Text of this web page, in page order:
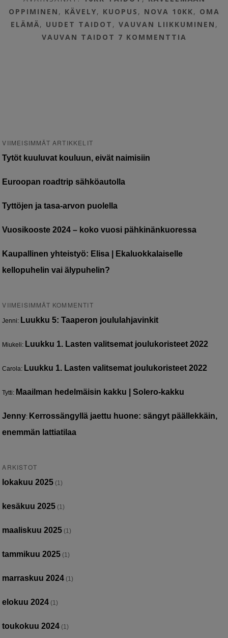
OPPIMINEN , KÄVELY, KUOPUS , NOVA 10KK, OMA
ELÄMÄ, UUDET TAIDOT , VAUVAN LIIKKUMINEN ,
VAUVAN TAIDOT 7 KOMMENTTIA
VIIMEISIMMÄT ARTIKKELIT
Tytöt kuuluvat kouluun, eivät naimisiin
Euroopan roadtrip sähköautolla
Tyttöjen ja tasa-arvon puolella
Vuosikooste 2024 – koko vuosi pähkinänkuoressa
Kaupallinen yhteistyö: Elisa | Ekaluokkalaiselle
kellopuhelin vai älypuhelin?
VIIMEISIMMÄT KOMMENTIT
Jenni: Luukku 5: Taaperon joululahjavinkit
Miukeli: Luukku 1. Lasten valitsemat joulukoristeet 2022
Carola: Luukku 1. Lasten valitsemat joulukoristeet 2022
Tytti: Maailman hedelmäisin kakku | Solero-kakku
Jenny: Kerrossängyllä jaettu huone: sängyt päällekkäin,
enemmän lattiatilaa
ARKISTOT
lokakuu 2025 (1)
kesäkuu 2025 (1)
maaliskuu 2025 (1)
tammikuu 2025 (1)
marraskuu 2024 (1)
elokuu 2024 (1)
toukokuu 2024 (1)